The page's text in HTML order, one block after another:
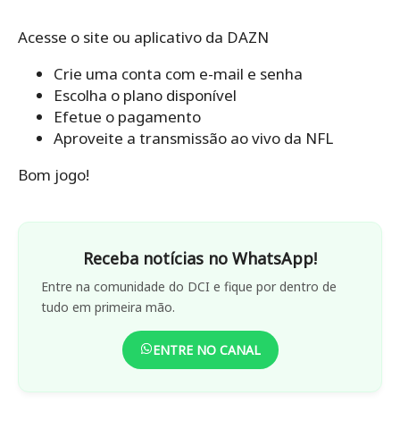
Acesse o site ou aplicativo da DAZN
Crie uma conta com e-mail e senha
Escolha o plano disponível
Efetue o pagamento
Aproveite a transmissão ao vivo da NFL
Bom jogo!
Receba notícias no WhatsApp!
Entre na comunidade do DCI e fique por dentro de
tudo em primeira mão.
ENTRE NO CANAL